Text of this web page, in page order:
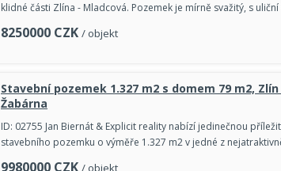
klidné části Zlína - Mladcová. Pozemek je mírně svažitý, s
8250000 CZK / objekt
Stavební pozemek 1.327 m2 s domem 79 m2,
Žabárna
ID: 02755 Jan Biernát & Explicit reality nabízí jedinečnou
stavebního pozemku o výměře 1.327 m2 v jedné z
9980000 CZK / objekt